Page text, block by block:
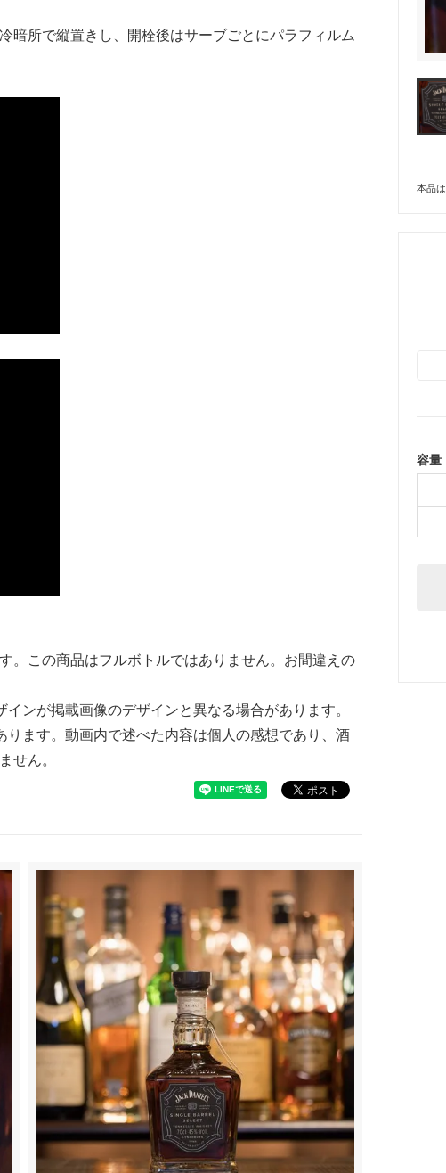
本品は
容量
暗所で縦置きし、開栓後はサーブごとにパラフィルム
。この商品はフルボトルではありません。お間違えの
ンが掲載画像のデザインと異なる場合があります。
ます。動画内で述べた内容は個人の感想であり、酒
せん。